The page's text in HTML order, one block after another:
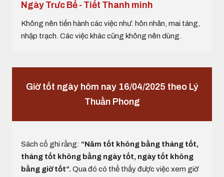
Ngày Trưc Bế - Tiết Thanh minh
Không nên tiến hành các việc như: hôn nhân, mai táng,
nhập trạch. Các việc khác cũng không nên dùng.
Giờ tốt ngày hôm nay 16/04/2025 theo Lý
Thuần Phong
Sách cổ ghi rằng: “Năm tốt không bằng tháng tốt,
tháng tốt không bằng ngày tốt, ngày tốt không
bằng giờ tốt”. Qua đó có thể thấy được việc xem giờ